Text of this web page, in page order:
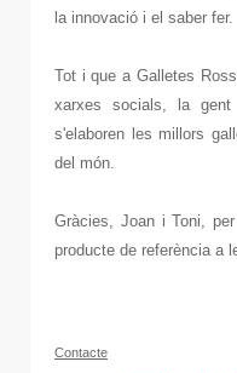
la innovació i el saber fer.
Tot i que a Galletes
xarxes socials, la
s'elaboren les millors
del món.
Gràcies, Joan i Toni,
producte de referència a
Contacte